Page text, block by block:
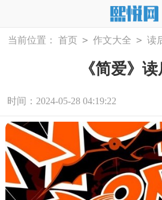
当前位置： 首页 > 作文大全 > 读
《简爱》
时间：2024-05-28 04:19:22